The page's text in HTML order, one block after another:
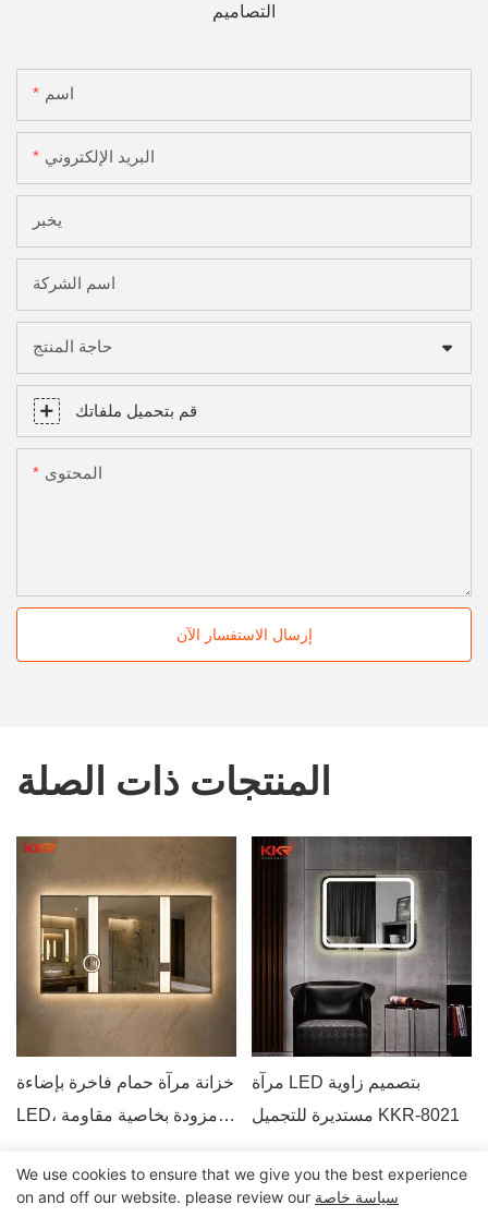
التصاميم
اسم
البريد الإلكتروني
يخبر
اسم الشركة
حاجة المنتج
قم بتحميل ملفاتك
المحتوى
إرسال الاستفسار الآن
المنتجات ذات الصلة
خزانة مرآة حمام فاخرة بإضاءة
LED، مزودة بخاصية مقاومة
حائطية على طراز الفنادق
مرآة LED بتصميم زاوية
مستديرة للتجميل KKR-8021
جميع الحقوق محفوظة © 2024 Kingkonree International China
We use cookies to ensure that we give you the best experience
on and off our website. please review our سياسة خاصة